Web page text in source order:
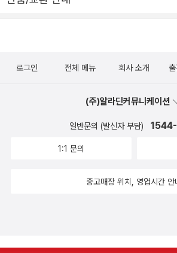
고.. 이책을 읽는 사람은 제임스 전의 '생명의
로그인 전체 메뉴 회사 소개
(주)알라딘커뮤니케이션
일반문의 (발신자 부담)
1:1 문의
중고매장 위치, 영업시간 안